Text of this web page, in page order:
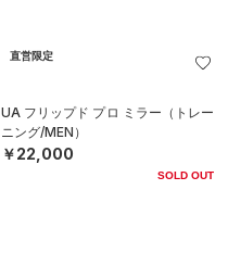
直営限定
UA フリップド プロ ミラー（トレー
ニング/MEN）
￥22,000
SOLD OUT